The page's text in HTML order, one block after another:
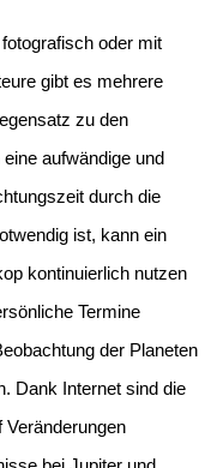
oder mit
gibt es mehrere
zu den
aufwändige und
durch die
ist, kann ein
kontinuierlich nutzen
Termine
der Planeten
Dank Internet sind die